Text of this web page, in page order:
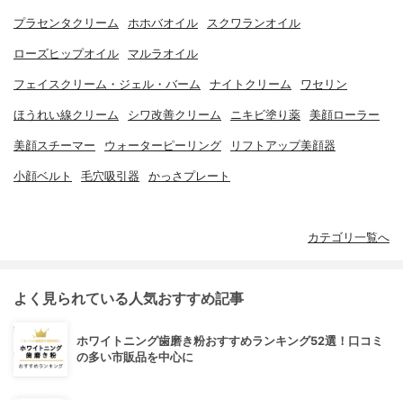
プラセンタクリーム ホホバオイル スクワランオイル
ローズヒップオイル マルラオイル
フェイスクリーム・ジェル・バーム ナイトクリーム ワセリン
ほうれい線クリーム シワ改善クリーム ニキビ塗り薬 美顔ローラー
美顔スチーマー ウォーターピーリング リフトアップ美顔器
小顔ベルト 毛穴吸引器 かっさプレート
カテゴリ一覧へ
よく見られている人気おすすめ記事
ホワイトニング歯磨き粉おすすめランキング52選！口コミ
の多い市販品を中心に